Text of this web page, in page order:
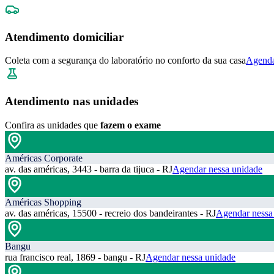
Atendimento domiciliar
Coleta com a segurança do laboratório no conforto da sua casa
Atendimento nas unidades
Confira as unidades que fazem o exame
Américas Corporate
av. das américas, 3443 - barra da tijuca - RJAgendar nessa unidade
Américas Shopping
av. das américas, 15500 - recreio dos bandeirantes - RJAgendar
Bangu
rua francisco real, 1869 - bangu - RJAgendar nessa unidade